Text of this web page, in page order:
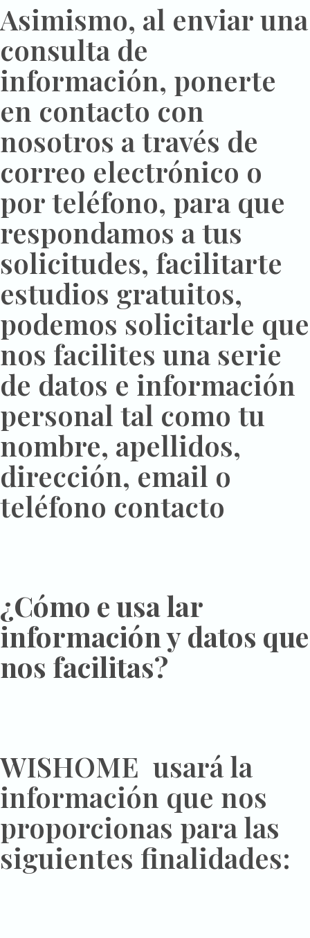
Asimismo, al enviar una
consulta de
información, ponerte
en contacto con
nosotros a través de
correo electrónico o
por teléfono, para que
respondamos a tus
solicitudes, facilitarte
estudios gratuitos,
podemos solicitarle que
nos facilites una serie
de datos e información
personal tal como tu
nombre, apellidos,
dirección, email o
teléfono contacto
¿Cómo e usa lar
información y datos que
nos facilitas?
WISHOME usará la
información que nos
proporcionas para las
siguientes finalidades: